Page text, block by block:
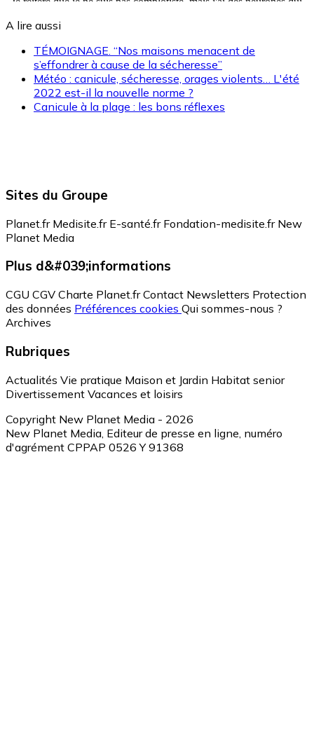
A lire aussi
TÉMOIGNAGE. “Nos maisons menacent de
s’effondrer à cause de la sécheresse”
Météo : canicule, sécheresse, orages violents… L'été
2022 est-il la nouvelle norme ?
Canicule à la plage : les bons réflexes
Sites du Groupe
Planet.fr Medisite.fr E-santé.fr Fondation-medisite.fr New
Planet Media
Plus d&#039;informations
CGU CGV Charte Planet.fr Contact Newsletters Protection
des données Préférences cookies Qui sommes-nous ?
Archives
Rubriques
Actualités Vie pratique Maison et Jardin Habitat senior
Divertissement Vacances et loisirs
Copyright New Planet Media - 2026
New Planet Media, Editeur de presse en ligne, numéro
d'agrément CPPAP 0526 Y 91368